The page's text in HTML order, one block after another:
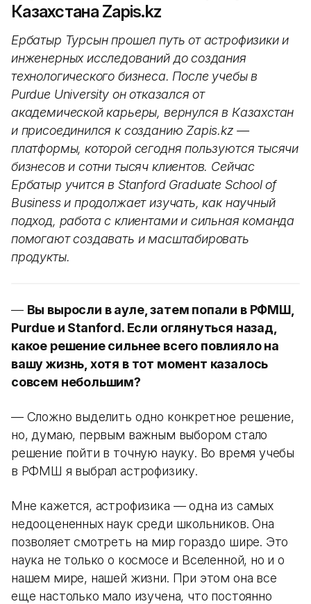
Казахстана Zapis.kz
Ербатыр Турсын прошел путь от астрофизики и
инженерных исследований до создания
технологического бизнеса. После учебы в
Purdue University он отказался от
академической карьеры, вернулся в Казахстан
и присоединился к созданию Zapis.kz —
платформы, которой сегодня пользуются тысячи
бизнесов и сотни тысяч клиентов. Сейчас
Ербатыр учится в Stanford Graduate School of
Business и продолжает изучать, как научный
подход, работа с клиентами и сильная команда
помогают создавать и масштабировать
продукты.
— Вы выросли в ауле, затем попали в РФМШ,
Purdue и Stanford. Если оглянуться назад,
какое решение сильнее всего повлияло на
вашу жизнь, хотя в тот момент казалось
совсем небольшим?
— Сложно выделить одно конкретное решение,
но, думаю, первым важным выбором стало
решение пойти в точную науку. Во время учебы
в РФМШ я выбрал астрофизику.
Мне кажется, астрофизика — одна из самых
недооцененных наук среди школьников. Она
позволяет смотреть на мир гораздо шире. Это
наука не только о космосе и Вселенной, но и о
нашем мире, нашей жизни. При этом она все
еще настолько мало изучена, что постоянно